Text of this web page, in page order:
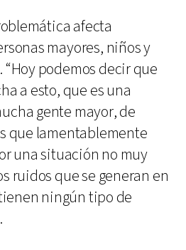
afecta
mayores, niños y
podemos decir que
a esto, que es una
gente mayor, de
que lamentablemente
una situación no muy
ruidos que se generan en
ningún tipo de